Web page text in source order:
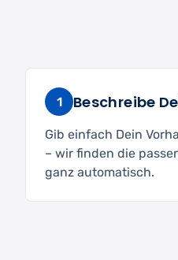
1 Beschreibe
Gib einfach Dein
– wir finden die
ganz automatisch.